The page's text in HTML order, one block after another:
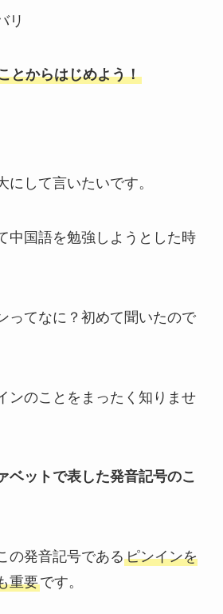
リ
とからはじめよう！
にして言いたいです。
中国語を勉強しようとした時
ってなに？初めて聞いたので
ンのことをまったく知りませ
ベットで表した発音記号のこ
の発音記号であるピンインを
重要です。